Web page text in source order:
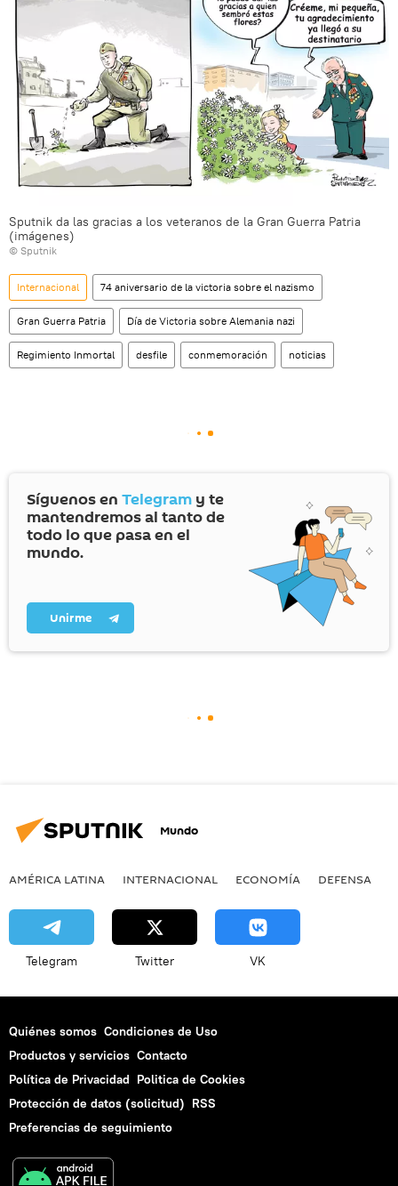
Sputnik da las gracias a los veteranos de la Gran Guerra Patria
(imágenes)
© Sputnik
Internacional 74 aniversario de la victoria sobre el nazismo
Gran Guerra Patria Día de Victoria sobre Alemania nazi
Regimiento Inmortal desfile conmemoración noticias
Síguenos en Telegram y te
mantendremos al tanto de
todo lo que pasa en el
mundo.
Unirme
Mundo
AMÉRICA LATINA INTERNACIONAL ECONOMÍA DEFENSA
Telegram Twitter VK
Quiénes somos Condiciones de Uso
Productos y servicios Contacto
Política de Privacidad Politica de Cookies
Protección de datos (solicitud) RSS
Preferencias de seguimiento